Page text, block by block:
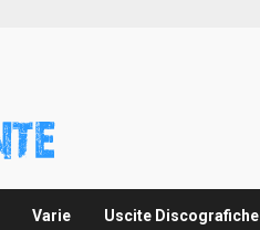
Varie Uscite Discografiche